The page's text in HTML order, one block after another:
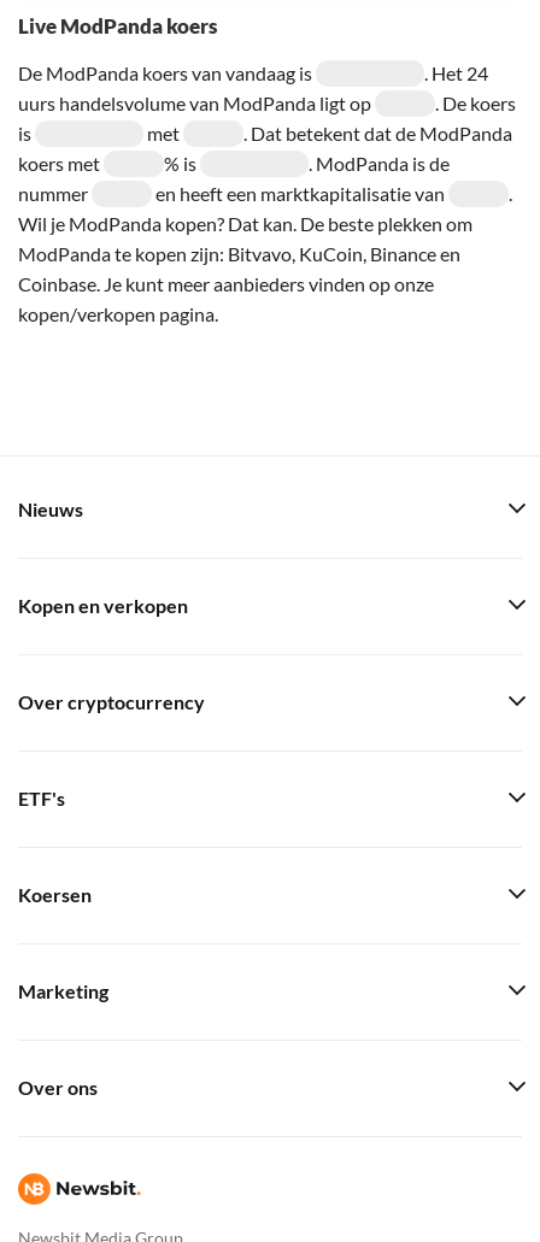
Live ModPanda koers
De ModPanda koers van vandaag is
. Het 24
uurs handelsvolume van ModPanda ligt op
. De koers
is
met
. Dat betekent dat de ModPanda
koers met
% is
. ModPanda is de
nummer
en heeft een marktkapitalisatie van
.
Wil je ModPanda kopen? Dat kan. De beste plekken om
ModPanda te kopen zijn: Bitvavo, KuCoin, Binance en
Coinbase. Je kunt meer aanbieders vinden op onze
kopen/verkopen pagina.
Newsbit Media Group
Nieuws
Kopen en verkopen
Over cryptocurrency
ETF's
Koersen
Marketing
Over ons